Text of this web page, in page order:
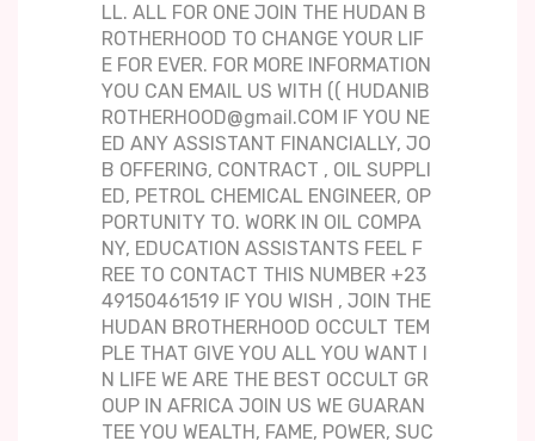
LL. ALL FOR ONE JOIN THE HUDAN B
ROTHERHOOD TO CHANGE YOUR LIF
E FOR EVER. FOR MORE INFORMATION
YOU CAN EMAIL US WITH (( HUDANIB
ROTHERHOOD@gmail.COM IF YOU NE
ED ANY ASSISTANT FINANCIALLY, JO
B OFFERING, CONTRACT , OIL SUPPLI
ED, PETROL CHEMICAL ENGINEER, OP
PORTUNITY TO. WORK IN OIL COMPA
NY, EDUCATION ASSISTANTS FEEL F
REE TO CONTACT THIS NUMBER +23
49150461519 IF YOU WISH , JOIN THE
HUDAN BROTHERHOOD OCCULT TEM
PLE THAT GIVE YOU ALL YOU WANT I
N LIFE WE ARE THE BEST OCCULT GR
OUP IN AFRICA JOIN US WE GUARAN
TEE YOU WEALTH, FAME, POWER, SUC